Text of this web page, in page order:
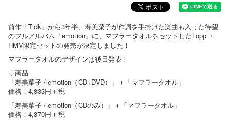
前作「Tick」から3年半、寿美菜子が作詞を手掛けた楽曲も入った待望
のフルアルバム「emotion」に、マフラータオルをセットしたLoppi・
HMV限定セットの発売が決定しました！
マフラータオルのデザインは後日発表！
◇商品
「寿美菜子 / emotion（CD+DVD）」＋「マフラータオル」
価格：4,833円＋税
「寿美菜子 / emotion（CDのみ）」＋「マフラータオル」
価格：4,370円＋税